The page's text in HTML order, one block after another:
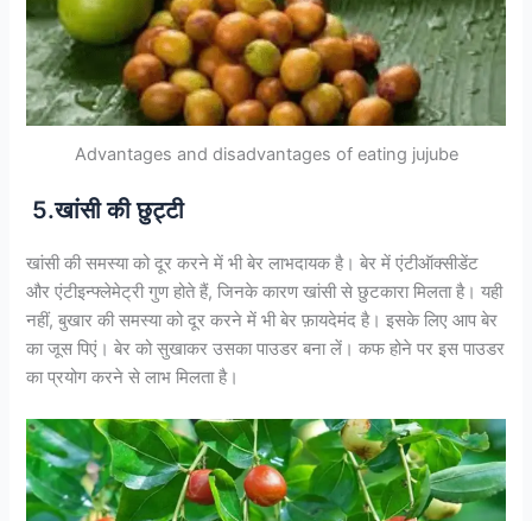
Advantages and disadvantages of eating jujube
5.खांसी की छुट्टी
खांसी की समस्या को दूर करने में भी बेर लाभदायक है। बेर में एंटीऑक्सीडेंट
और एंटीइन्फ्लेमेट्री गुण होते हैं, जिनके कारण खांसी से छुटकारा मिलता है। यही
नहीं, बुखार की समस्या को दूर करने में भी बेर फ़ायदेमंद है। इसके लिए आप बेर
का जूस पिएं। बेर को सुखाकर उसका पाउडर बना लें। कफ होने पर इस पाउडर
का प्रयोग करने से लाभ मिलता है।